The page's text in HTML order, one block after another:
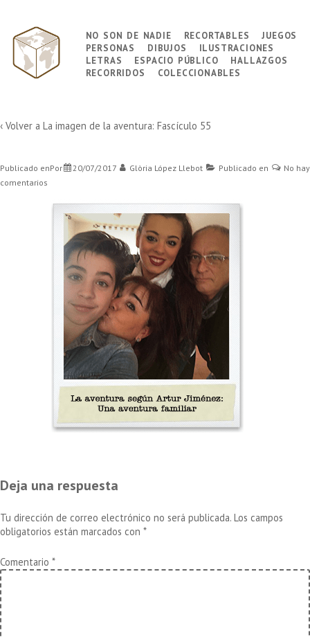
contenido
principal
Navegación
principal
no son de nadie recortables juegos
personas dibujos ilustraciones
letras espacio público hallazgos
recorridos coleccionables
‹ Volver a La imagen de la aventura: Fascículo 55
Publicado enPor 20/07/2017 Glòria López Llebot Publicado en
No hay
comentarios
Deja una respuesta
Tu dirección de correo electrónico no será publicada. Los campos
obligatorios están marcados con *
Comentario *